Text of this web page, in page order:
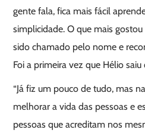
gente fala, fica mais fácil
simplicidade. O que mais
sido chamado pelo nome e
Foi a primeira vez que Hélio
“Já fiz um pouco de tudo, mas
melhorar a vida das pessoas e
pessoas que acreditam nos